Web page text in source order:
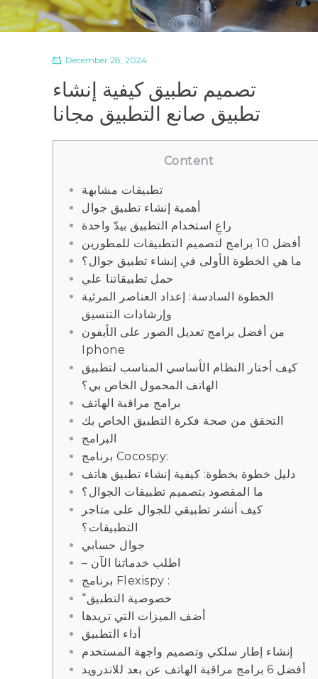
December 28, 2024
تصميم تطبيق كيفية إنشاء
تطبيق صانع التطبيق مجانا
Content
تطبيقات مشابهة
أهمية إنشاء تطبيق جوال
راعِ استخدام التطبيق بيدّ واحدة
أفضل 10 برامج لتصميم التطبيقات للمطورين
ما هي الخطوة الأولى في إنشاء تطبيق جوال؟
حمل تطبيقاتنا علي
الخطوة السادسة: إعداد العناصر المرئية
وإرشادات التنسيق
من أفضل برامج تعديل الصور على الأيفون
Iphone
كيف أختار النظام الأساسي المناسب لتطبيق
الهاتف المحمول الخاص بي؟
برامج مراقبة الهاتف
التحقق من صحة فكرة التطبيق الخاص بك
البرامج
برنامج Cocospy:
دليل خطوة بخطوة: كيفية إنشاء تطبيق هاتف
ما المقصود بتصميم تطبيقات الجوال؟
كيف أنشر تطبيقي للجوال على متاجر
التطبيقات؟
جوال حسابي
– اطلب خدماتنا الآن
برنامج Flexispy :
“خصوصية التطبيق
أضف الميزات التي تريدها
أداء التطبيق
إنشاء إطار سلكي وتصميم واجهة المستخدم
أفضل 6 برامج مراقبة الهاتف عن بعد للاندرويد